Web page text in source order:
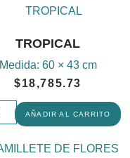
TROPICAL
Medida: 60 × 43 cm
$18,785.73
AÑADIR AL CARRITO